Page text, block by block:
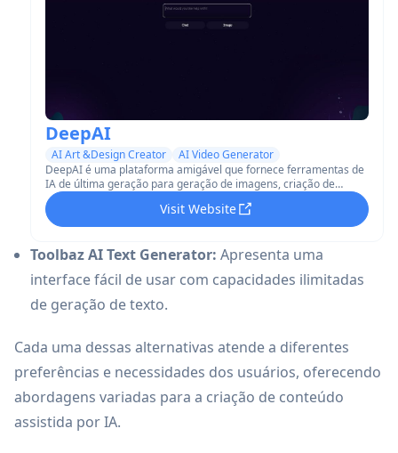
DeepAI
AI Art &Design Creator
AI Video Generator
DeepAI é uma plataforma amigável que fornece ferramentas de
IA de última geração para geração de imagens, criação de
vídeos, chat de texto e muito mais para aumentar a criatividade
em vários setores.
Visit Website
Toolbaz AI Text Generator: Apresenta uma
interface fácil de usar com capacidades ilimitadas
de geração de texto.
Cada uma dessas alternativas atende a diferentes
preferências e necessidades dos usuários, oferecendo
abordagens variadas para a criação de conteúdo
assistida por IA.